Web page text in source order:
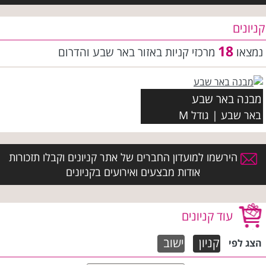
קניונים
נמצאו 18 מרכזי קניות באזור באר שבע והדרום
מבנה באר שבע
באר שבע | גודל M
הירשמו למועדון החברים של אתר קניונים וקבלו תזכורות
אודות מבצעים ואירועים בקניונים
עוד קניונים
הצגלפי קניון ישוב